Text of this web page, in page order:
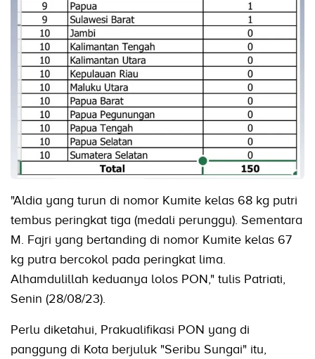
"Aldia yang turun di nomor Kumite kelas 68 kg putri
tembus peringkat tiga (medali perunggu). Sementara
M. Fajri yang bertanding di nomor Kumite kelas 67
kg putra bercokol pada peringkat lima.
Alhamdulillah keduanya lolos PON," tulis Patriati,
Senin (28/08/23).
Perlu diketahui, Prakualifikasi PON yang di
panggung di Kota berjuluk "Seribu Sungai" itu,